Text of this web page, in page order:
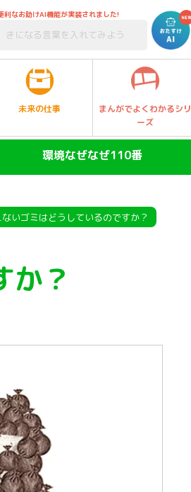
利なお助けAI機能が実装されました!
未来の仕事
まんがでよくわかるシリ
ーズ
環境なぜなぜ110番
自然・生物
ゴミ・リサイクル
いゴミはどうしているのですか？
か？